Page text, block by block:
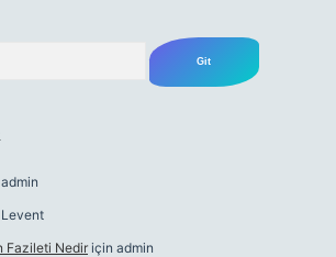
admin
Levent
Fazileti Nediriçin admin